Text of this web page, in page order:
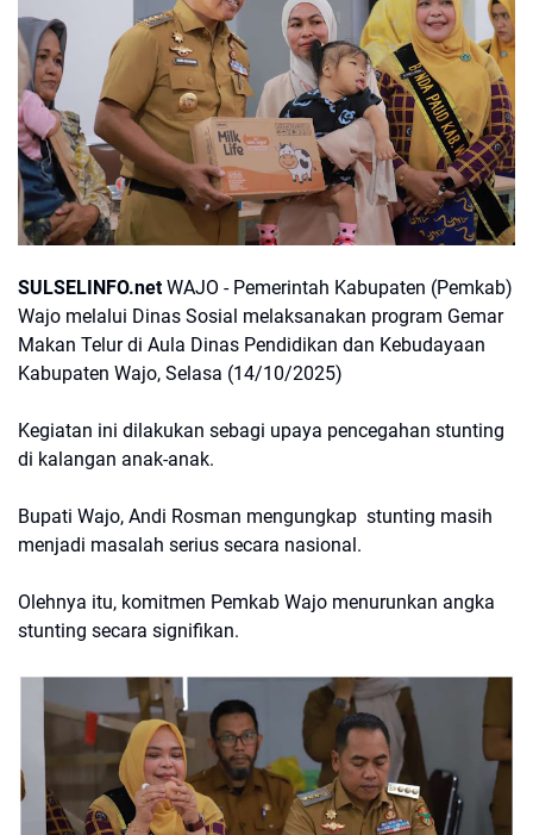
SULSELINFO.netWAJO - Pemerintah Kabupaten (Pemkab)
Wajo melalui Dinas Sosial melaksanakan program Gemar
Makan Telur di Aula Dinas Pendidikan dan Kebudayaan
Kabupaten Wajo, Selasa (14/10/2025)
Kegiatan ini dilakukan sebagi upaya pencegahan stunting
di kalangan anak-anak.
Bupati Wajo, Andi Rosman mengungkap stunting masih
menjadi masalah serius secara nasional.
Olehnya itu, komitmen Pemkab Wajo menurunkan angka
stunting secara signifikan.